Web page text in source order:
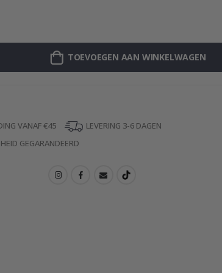
TOEVOEGEN AAN WINKELWAGEN
VANAF €45
LEVERING 3-6 DAGEN
GEGARANDEERD